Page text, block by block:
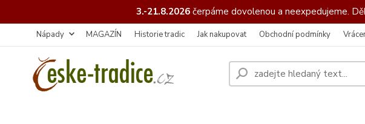
3.-21.8.2026čerpáme dovolenou a neexpedujeme.
Nápady MAGAZÍN Historie tradic Jak nakupovat Obchodní podmínky